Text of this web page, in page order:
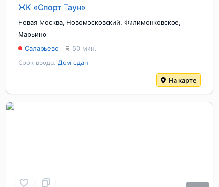
ЖК «Спорт Таун»
Новая Москва, Новомосковский, Филимонковское,
Марьино
Срок ввода: Дом сдан
Саларьево 50 мин.
На карте